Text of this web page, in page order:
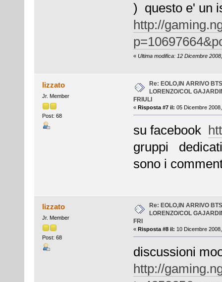
) questo e' un
http://
« Ultima modifica: 12 Dicembre
lizzato
Jr. Member
Post: 68
Re: EOLO,IN ARRIVO
LORENZO/COL
FRIULI
« Risposta #7 il: 05 Dicembre
su facebook
gruppi
sono i
lizzato
Jr. Member
Post: 68
Re: EOLO,IN ARRIVO
LORENZO/COL
FRI
« Risposta #8 il: 10 Dicembre
discussioni
http://